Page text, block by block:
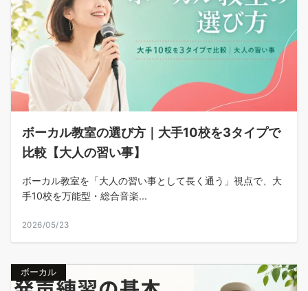
ボーカル教室の選び方｜大手10校を3タイプで
比較【大人の習い事】
ボーカル教室を「大人の習い事として長く通う」視点で、大
手10校を万能型・総合音楽...
2026/05/23
ボーカル